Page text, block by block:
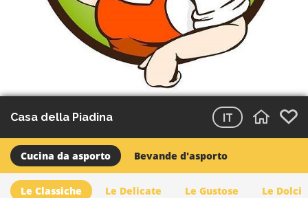
Casa della Piadina IT
Cucina da asporto Bevande d'asporto
Le Classiche Le Delicate Le Gustose Le Dolci